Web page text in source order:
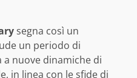
segna così un
un periodo di
a nuove dinamiche di
in linea con le sfide di